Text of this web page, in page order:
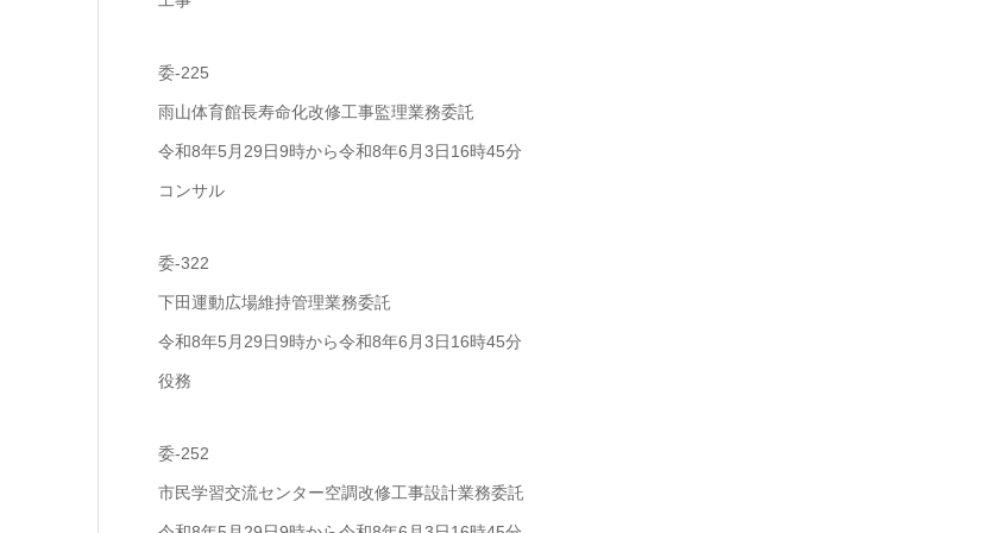
委-225
雨山体育館長寿命化改修工事監理業務委託
令和8年5月29日9時から令和8年6月3日16時45分
コンサル
委-322
下田運動広場維持管理業務委託
令和8年5月29日9時から令和8年6月3日16時45分
役務
委-252
市民学習交流センター空調改修工事設計業務委託